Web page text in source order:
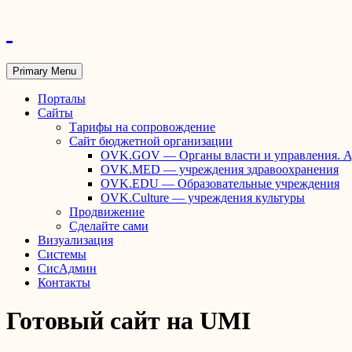
Primary Menu
Порталы
Сайты
Тарифы на сопровождение
Сайт бюджетной организации
OVK.GOV — Органы власти и управления.
OVK.MED — учреждения здравоохранения
OVK.EDU — Образовательные учреждения
OVK.Culture — учреждения культуры
Продвижение
Сделайте сами
Визуализация
Системы
СисАдмин
Контакты
Готовый сайт на UMI